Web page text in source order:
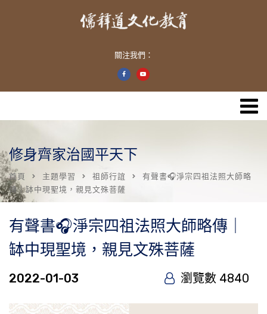
關注我們：
修身齊家治國平天下
首頁 主題學習 祖師行誼
有聲書🎧淨宗四祖法照大師略
傳｜缽中現聖境，親見文殊菩薩
有聲書🎧淨宗四祖法照大師略傳｜
缽中現聖境，親見文殊菩薩
2022-01-03 瀏覽數 4840